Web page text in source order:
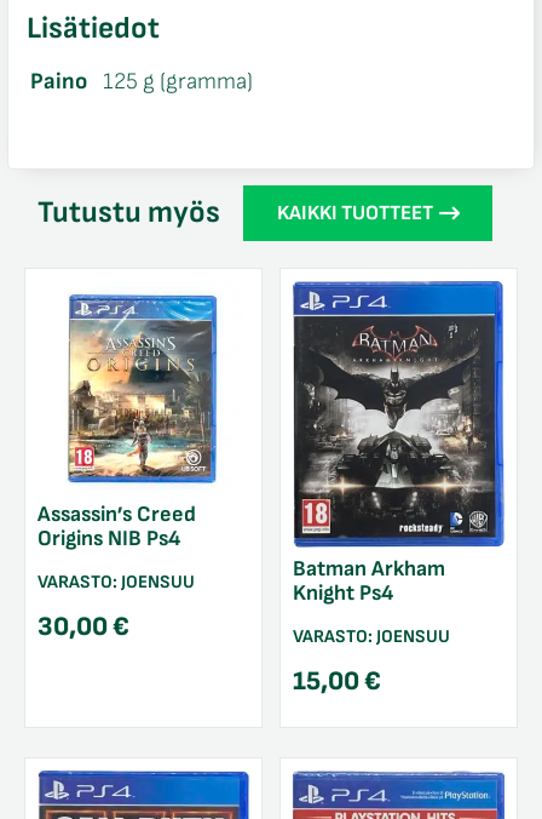
Lisätiedot
Paino 125 g (gramma)
Tutustu myös KAIKKI TUOTTEET
Assassin’s Creed
Origins NIB Ps4
VARASTO: JOENSUU
30,00€
Batman Arkham
Knight Ps4
VARASTO: JOENSUU
15,00€